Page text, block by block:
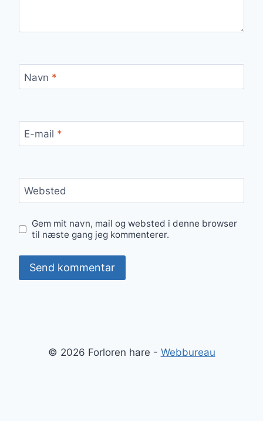
Navn *
E-mail *
Websted
Gem mit navn, mail og websted i denne browser
til næste gang jeg kommenterer.
© 2026 Forloren hare - Webbureau